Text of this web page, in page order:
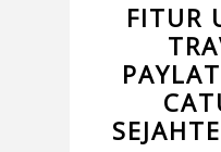
FITUR